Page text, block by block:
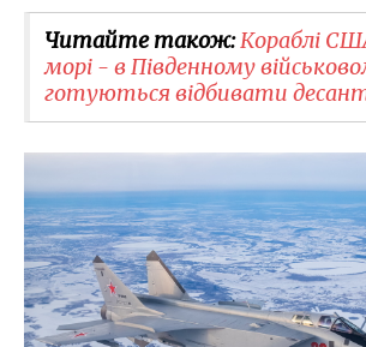
Читайте також:​Кораблі
морі - в Південному
готуються відбивати